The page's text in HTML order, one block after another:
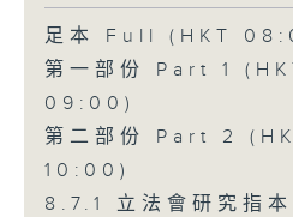
足本 Full (HKT
第一部份 Part 1
09:00)
第二部份 Part 2
10:00)
8.7.1 立法會研究指